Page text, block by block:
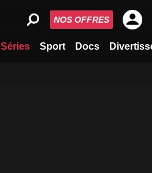
Séries Sport Docs
NOS OFFRES